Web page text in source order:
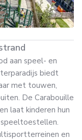
aan speel- en
biedt
met touwen,
De Carabouille
laat kinderen hun
en